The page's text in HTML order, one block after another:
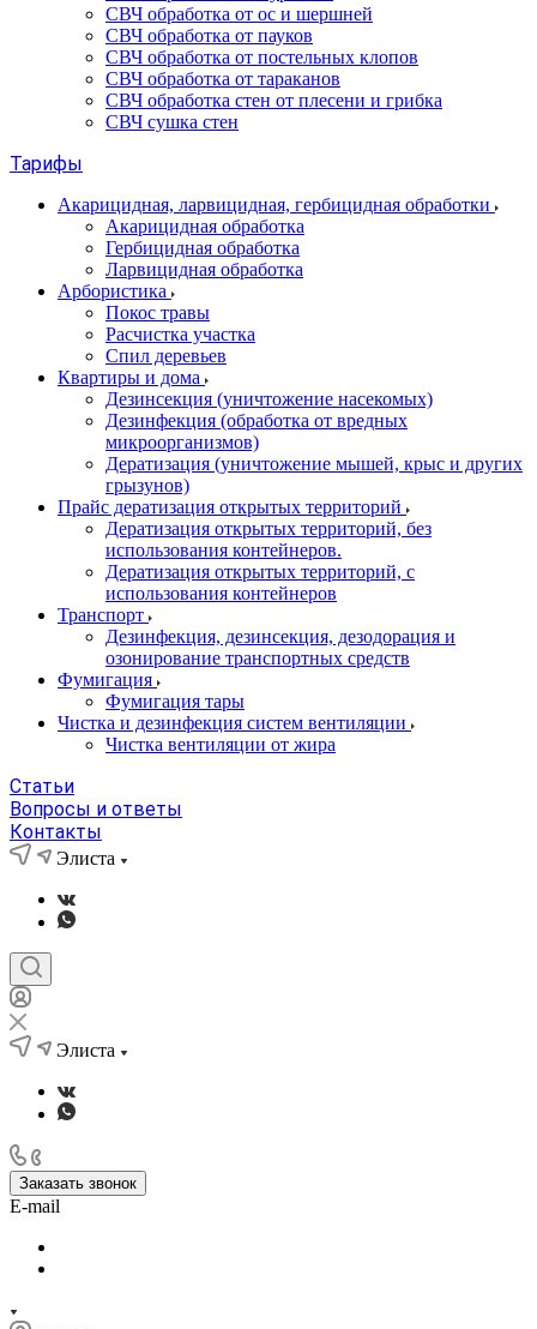
СВЧ обработка от ос и шершней
СВЧ обработка от пауков
СВЧ обработка от постельных клопов
СВЧ обработка от тараканов
СВЧ обработка стен от плесени и грибка
СВЧ сушка стен
Тарифы
Акарицидная, ларвицидная, гербицидная обработки
Акарицидная обработка
Гербицидная обработка
Ларвицидная обработка
Арбористика
Покос травы
Расчистка участка
Спил деревьев
Квартиры и дома
Дезинсекция (уничтожение насекомых)
Дезинфекция (обработка от вредных
микроорганизмов)
Дератизация (уничтожение мышей, крыс и других
грызунов)
Прайс дератизация открытых территорий
Дератизация открытых территорий, без
использования контейнеров.
Дератизация открытых территорий, с
использования контейнеров
Транспорт
Дезинфекция, дезинсекция, дезодорация и
озонирование транспортных средств
Фумигация
Фумигация тары
Чистка и дезинфекция систем вентиляции
Чистка вентиляции от жира
Статьи
Вопросы и ответы
Контакты
Элиста
Элиста
Заказать звонок
E-mail